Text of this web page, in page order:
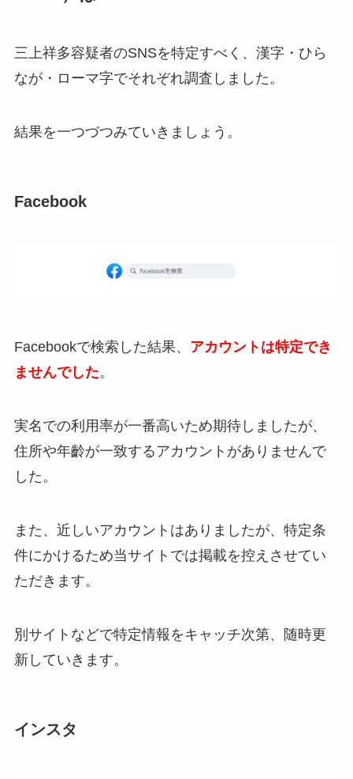
三上祥多容疑者のSNSを特定すべく、漢字・ひら
なが・ローマ字でそれぞれ調査しました。
結果を一つづつみていきましょう。
Facebook
Facebookで検索した結果、 アカウントは特定でき
ませんでした。
実名での利用率が一番高いため期待しましたが、
住所や年齡が一致するアカウントがありませんで
した。
また、近しいアカウントはありましたが、特定条
件にかけるため当サイトでは掲載を控えさせてい
ただきます。
別サイトなどで特定情報をキャッチ次第、随時更
新していきます。
インスタ